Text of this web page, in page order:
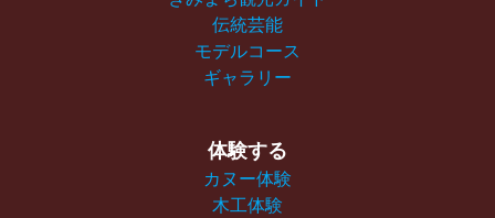
伝統芸能
モデルコース
ギャラリー
体験する
カヌー体験
木工体験